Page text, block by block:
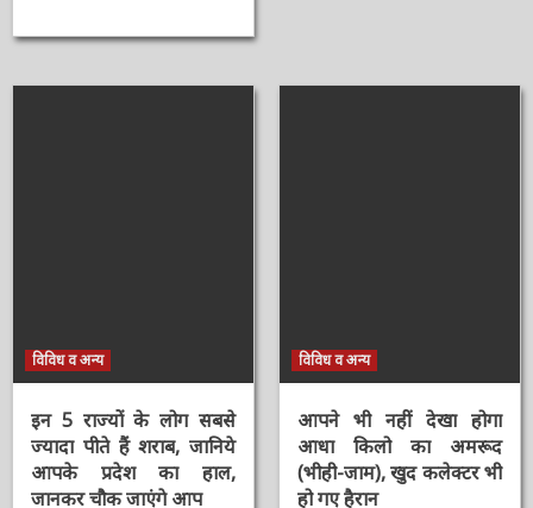
विविध व अन्य
इन 5 राज्यों के लोग सबसे
ज्यादा पीते हैं शराब, जानिये
आपके प्रदेश का हाल,
जानकर चौक जाएंगे आप
विविध व अन्य
आपने भी नहीं देखा होगा
आधा किलो का अमरूद
(भीही-जाम), खुद कलेक्टर
भी हो गए हैरान